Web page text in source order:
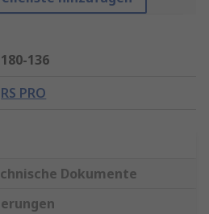
180-136
RS PRO
Dokumente